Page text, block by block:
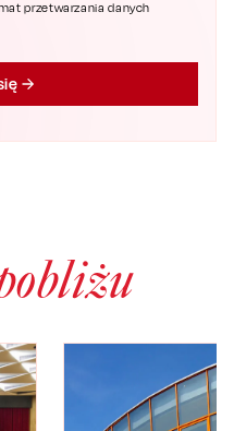
przetwarzania danych